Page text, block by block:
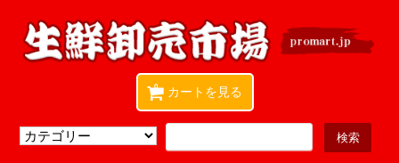
カートを見る
0